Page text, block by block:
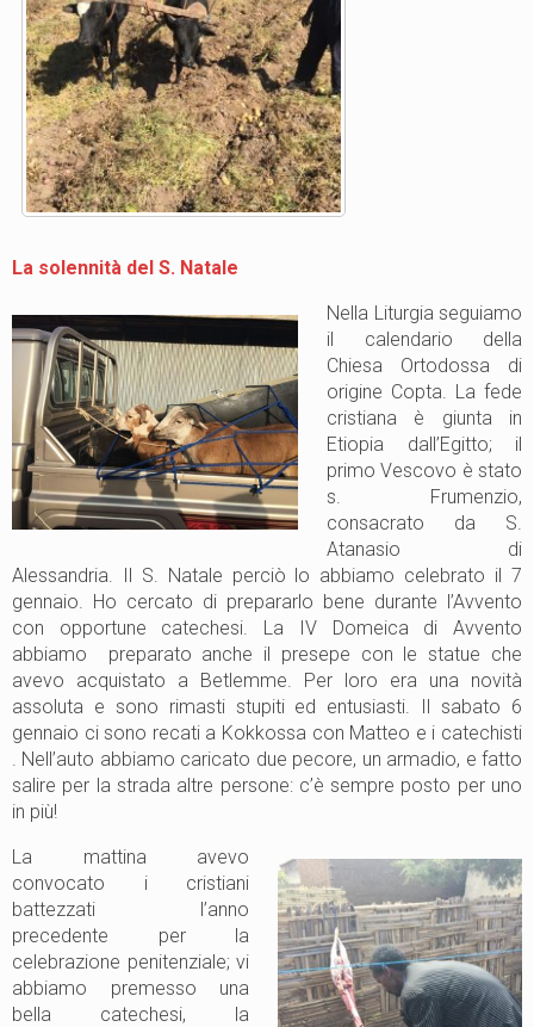
La solennità del S. Natale
Nella Liturgia seguiamo
il calendario della
Chiesa Ortodossa di
origine Copta. La fede
cristiana è giunta in
Etiopia dall’Egitto; il
primo Vescovo è stato
s. Frumenzio,
consacrato da S.
Atanasio di
Alessandria. Il S. Natale perciò lo abbiamo celebrato il 7
gennaio. Ho cercato di prepararlo bene durante l’Avvento
con opportune catechesi. La IV Domeica di Avvento
abbiamo preparato anche il presepe con le statue che
avevo acquistato a Betlemme. Per loro era una novità
assoluta e sono rimasti stupiti ed entusiasti. Il sabato 6
gennaio ci sono recati a Kokkossa con Matteo e i catechisti
. Nell’auto abbiamo caricato due pecore, un armadio, e fatto
salire per la strada altre persone: c’è sempre posto per uno
in più!
La mattina avevo
convocato i cristiani
battezzati l’anno
precedente per la
celebrazione penitenziale; vi
abbiamo premesso una
bella catechesi, la